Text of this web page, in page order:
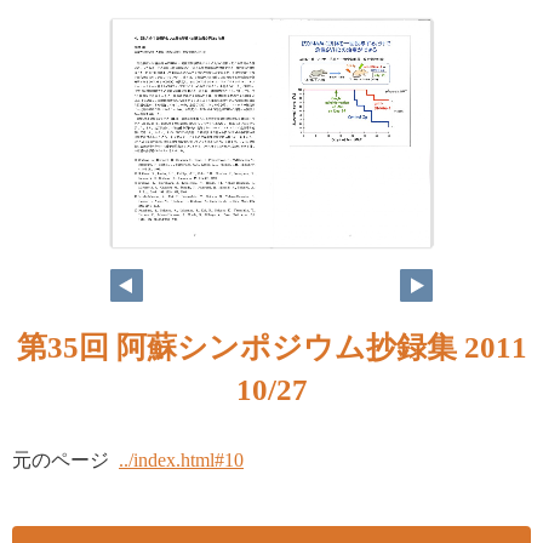
第35回 阿蘇シンポジウム抄録集 2011
10/27
元のページ ../index.html#10